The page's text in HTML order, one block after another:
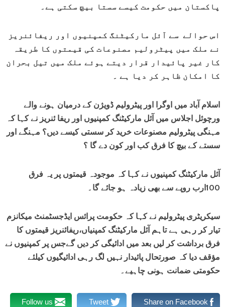
پاکستان میں حکومت کیسے سستا بیچ سکتی ہے۔
اس حوالے سے آئل مارکیٹنگ کمپنیوں اور ریفائنریز
نے ملک میں پیٹرولیم مصنوعات کی قیمتوں کا طریقہ
کار غیر پائیدار قرار دیتے ہوئے ملک میں تیل بحران
کا امکان ظاہر کر دیا ہے ۔
اسلام آباد میں اوگرا اور پیٹرولیم ڈویژن کے درمیان ہونے والے
ورچوئل اجلاس میں آئل مارکیٹنگ کمپنیوں اور ریفا ئنریز نے کہا کہ
مہنگی پیٹرولیم مصنوعات خرید کر سستی کیسے دیں؟ مہنگے اور
سستے کے بیچ کا فرق کب اور کون دے گا ؟
آئل مارکیٹنگ کمپنیوں نے کہا کہ موجودہ قیمتوں پر یہ فرق
100ارب روپے سے بھی زیادہ ہو جائے گا۔
سیکریٹری پیٹرولیم نے کہا کہ حکومت پرائس ایڈجسٹمنٹ میکانزم
تیار کر رہی ہے تاہم آئل مارکیٹنگ کمپنیاں،ریفائنریز قیمتوں کا
فرق برداشت کر لیں بعد میں ادائیگی کر دیں گےجس پر کمپنیوں نے
مؤقف دیا کہ صورتحال پائیدار نہیں لگ رہی ادائیگیوں کیلئے
حکومتی ضمانت ہونی چاہیے۔
Share on Facebook
Tweet
Follow us